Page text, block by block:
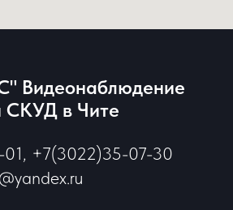
Видеонаблюдение
СКУД в Чите
+7(3022)35-07-30